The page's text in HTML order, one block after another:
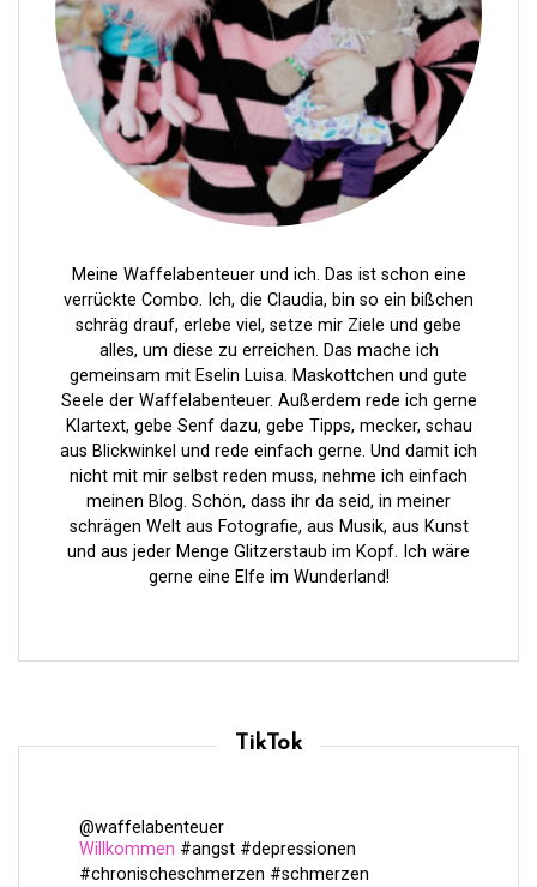
Meine Waffelabenteuer und ich. Das ist schon eine
verrückte Combo. Ich, die Claudia, bin so ein bißchen
schräg drauf, erlebe viel, setze mir Ziele und gebe
alles, um diese zu erreichen. Das mache ich
gemeinsam mit Eselin Luisa. Maskottchen und gute
Seele der Waffelabenteuer. Außerdem rede ich gerne
Klartext, gebe Senf dazu, gebe Tipps, mecker, schau
aus Blickwinkel und rede einfach gerne. Und damit ich
nicht mit mir selbst reden muss, nehme ich einfach
meinen Blog. Schön, dass ihr da seid, in meiner
schrägen Welt aus Fotografie, aus Musik, aus Kunst
und aus jeder Menge Glitzerstaub im Kopf. Ich wäre
gerne eine Elfe im Wunderland!
TikTok
@waffelabenteuer
Willkommen #angst #depressionen
#chronischeschmerzen #schmerzen